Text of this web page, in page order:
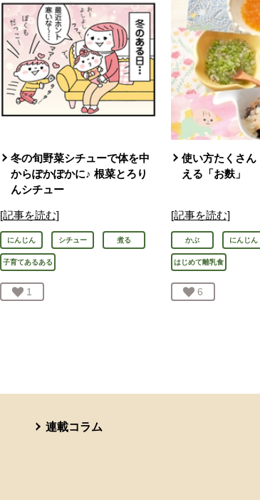
冬の旬野菜シチューで体を中
からぽかぽかに♪ 根菜とろり
んシチュー
[記事を読む]
にんじん シチュー 煮る
子育てあるある
お気に入り登録：
1
使い方たくさん
える「お麩」
[記事を読む]
かぶ にんじん
はじめて離乳食
お気に入り登
6
連載コラム